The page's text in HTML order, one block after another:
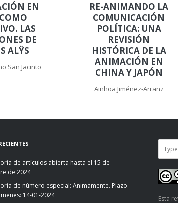
EN
LAS
DE
ALŸS
San Jacinto
RE-ANIMANDO LA
COMUNICACIÓN
POLÍTICA: UNA
REVISIÓN
HISTÓRICA DE LA
ANIMACIÓN EN
CHINA Y JAPÓN
Ainhoa Jiménez-Arranz
de artículos abierta hasta el 15 de
de 2024
de número especial: Animamente. Plazo
14-01-2024
Esta